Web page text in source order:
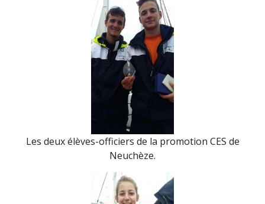
Les deux élèves-officiers de la promotion CES de
Neuchèze.